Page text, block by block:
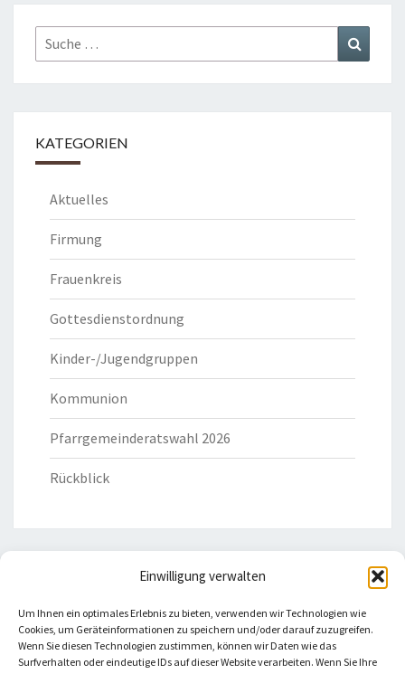
Einwilligung verwalten
Um Ihnen ein optimales Erlebnis zu bieten, verwenden wir Technologien wie
Cookies, um Geräteinformationen zu speichern und/oder darauf zuzugreifen.
Wenn Sie diesen Technologien zustimmen, können wir Daten wie das
Surfverhalten oder eindeutige IDs auf dieser Website verarbeiten. Wenn Sie Ihre
Suche
nach:
KATEGORIEN
Aktuelles
Firmung
Frauenkreis
Gottesdienstordnung
Kinder-/Jugendgruppen
Kommunion
Pfarrgemeinderatswahl 2026
Rückblick
Bistum Eichstätt